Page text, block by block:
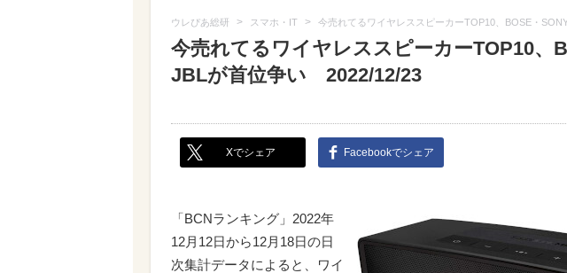
ウレぴあ総研 > スマホ・IT > 今売れてるワイヤレススピーカーTOP10、BOSE・
今売れてるワイヤレススピーカーTOP10、
JBLが首位争い 2022/12/23
Xでシェア Facebookでシェア
「BCNランキング」2022年
12月12日から12月18日の日
次集計データによると、ワイ